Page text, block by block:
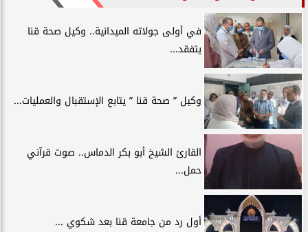
في أولى جولاته الميدانية.. وكيل صحة قنا
يتفقد...
وكيل ” صحة قنا ” يتابع الإستقبال والعمليات...
القارئ الشيخ أبو بكر الدماس.. صوت قرآني
حمل...
أول رد من جامعة قنا بعد شكوي ...